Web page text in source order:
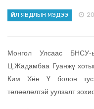
ҮЙЛ ЯВДЛЫН МЭДЭЭ
Монгол Улсаас
Ц.Жадамбаа Гуанжү
Ким Хён Ү болон тус
төлөөлөлтэй уулзалт